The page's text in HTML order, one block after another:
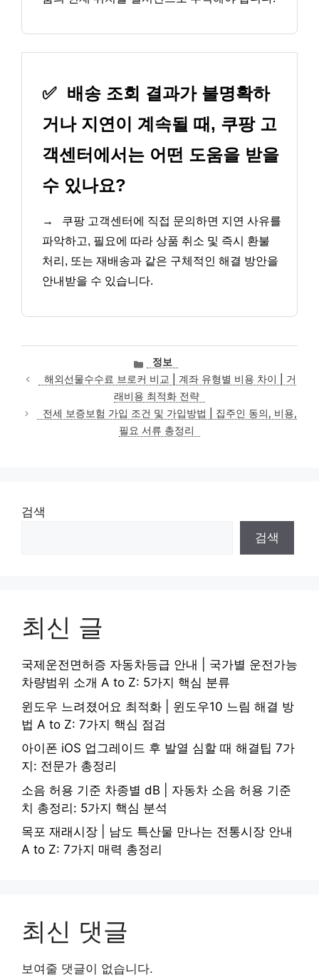
✅ 배송 조회 결과가 불명확하
거나 지연이 계속될 때, 쿠팡 고
객센터에서는 어떤 도움을 받을
수 있나요?
→
쿠팡 고객센터에 직접 문의하면 지연 사유를
파악하고, 필요에 따라 상품 취소 및 즉시 환불
처리, 또는 재배송과 같은 구체적인 해결 방안을
안내받을 수 있습니다.
카
테
고
리
정보
해외선물수수료 브로커 비교 | 계좌 유형별 비용 차이 | 거
래비용 최적화 전략
전세 보증보험 가입 조건 및 가입방법 | 집주인 동의, 비용,
필요 서류 총정리
검색
검색
최신 글
국제운전면허증 자동차등급 안내 | 국가별 운전가능
차량범위 소개 A to Z: 5가지 핵심 분류
윈도우 느려졌어요 최적화 | 윈도우10 느림 해결 방
법 A to Z: 7가지 핵심 점검
아이폰 iOS 업그레이드 후 발열 심할 때 해결팁 7가
지: 전문가 총정리
소음 허용 기준 차종별 dB | 자동차 소음 허용 기준
치 총정리: 5가지 핵심 분석
목포 재래시장 | 남도 특산물 만나는 전통시장 안내
A to Z: 7가지 매력 총정리
최신 댓글
보여줄 댓글이 없습니다.